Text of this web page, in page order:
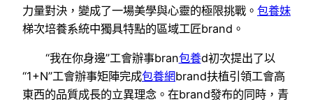
力量對決，變成了一場美學與心靈的極限挑戰。 包養妹
梯次培養系統中獨具特點的區域工匠brand。
“我在你身邊”工會辦事bran包養d初次提出了以
“1+N”工會辦事矩陣完成包養網brand扶植引領工會高
東西的品質成長的立異理念。在brand發布的同時，青